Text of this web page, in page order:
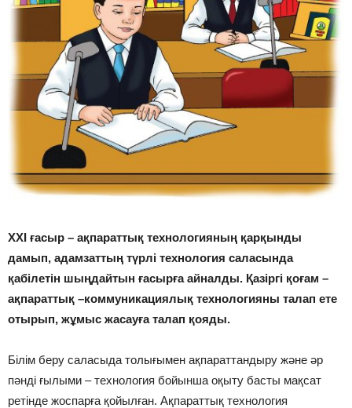
ХХІ ғасыр – ақпараттық технологияның қарқынды
дамып, адамзаттың түрлі технология саласында
қабілетін шыңдайтын ғасырға айналды. Қазіргі қоғам –
ақпараттық –коммуникациялық технологияны талап ете
отырып, жұмыс жасауға талап қояды.
Білім беру саласыда толығымен ақпараттандыру және әр
пәнді ғылыми – технология бойынша оқыту басты мақсат
ретінде жоспарға қойылған. Ақпараттық технология